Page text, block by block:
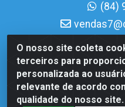
O nosso site coleta
terceiros para
personalizada ao
relevante de acordo
qualidade do nosso site.
(84)
Casa Norte LTDA - Av.
Dix-Sept Rosado,